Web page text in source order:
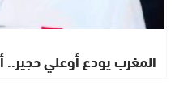
المغرب يودع أوعلي حجير..